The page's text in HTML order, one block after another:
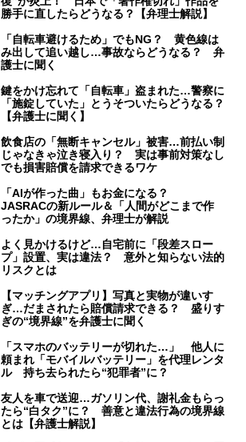
勝手に直したらどうなる？【弁理士解説】
「自転車避けるため」でもNG？ 黄色線は
み出して追い越し…事故ならどうなる？ 弁
護士に聞く
鍵をかけ忘れて「自転車」盗まれた…警察に
「施錠していた」とうそついたらどうなる？
【弁護士に聞く】
飲食店の「無断キャンセル」被害…前払い制
じゃなきゃ泣き寝入り？ 実は事前対策なし
でも損害賠償を請求できるワケ
「AIが作った曲」もお金になる？
JASRACの新ルール＆「人間がどこまで作
ったか」の境界線、弁理士が解説
よく見かけるけど…自宅前に「段差スロー
プ」設置、実は違法？ 意外と知らない法的
リスクとは
【マッチングアプリ】写真と実物が違いす
ぎ…だまされたら賠償請求できる？ 盛りす
ぎの“境界線”を弁護士に聞く
「スマホのバッテリーが切れた…」 他人に
頼まれ「モバイルバッテリー」を代理レンタ
ル 持ち去られたら“犯罪者”に？
友人を車で送迎…ガソリン代、謝礼金もらっ
たら“白タク”に？ 善意と違法行為の境界線
とは【弁護士解説】